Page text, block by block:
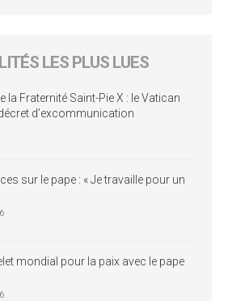
LES PLUS LUES
la Fraternité Saint-Pie X : le Vatican
d’excommunication
sur le pape : « Je travaille pour un
mondial pour la paix avec le pape